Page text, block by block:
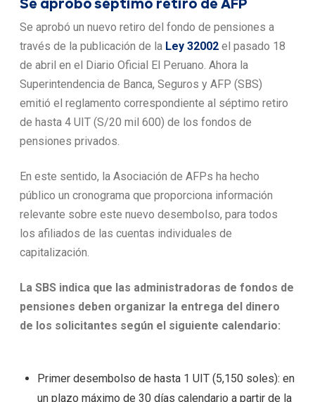
Se aprobó séptimo retiro de AFP
Se aprobó un nuevo retiro del fondo de pensiones a
través de la publicación de la Ley 32002 el pasado 18
de abril en el Diario Oficial El Peruano. Ahora la
Superintendencia de Banca, Seguros y AFP (SBS)
emitió el reglamento correspondiente al séptimo retiro
de hasta 4 UIT (S/20 mil 600) de los fondos de
pensiones privados.
En este sentido, la Asociación de AFPs ha hecho
público un cronograma que proporciona información
relevante sobre este nuevo desembolso, para todos
los afiliados de las cuentas individuales de
capitalización.
La SBS indica que las administradoras de fondos de
pensiones deben organizar la entrega del dinero
de los solicitantes según el siguiente calendario:
Primer desembolso de hasta 1 UIT (5,150 soles): en
un plazo máximo de 30 días calendario a partir de la